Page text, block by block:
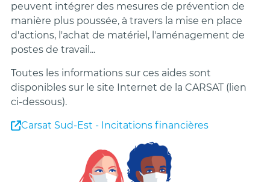
peuvent intégrer des mesures de prévention de
manière plus poussée, à travers la mise en place
d'actions, l'achat de matériel, l'aménagement de
postes de travail...
Toutes les informations sur ces aides sont
disponibles sur le site Internet de la CARSAT (lien
ci-dessous).
Carsat Sud-Est - Incitations financières